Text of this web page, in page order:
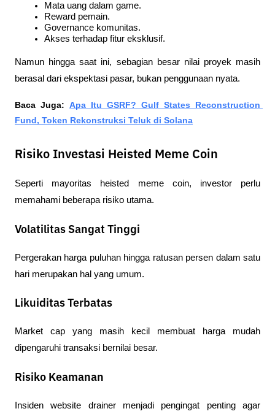
Mata uang dalam game.
Reward pemain.
Governance komunitas.
Akses terhadap fitur eksklusif.
Namun hingga saat ini, sebagian besar nilai proyek masih
berasal dari ekspektasi pasar, bukan penggunaan nyata.
Baca Juga: Apa Itu GSRF? Gulf States Reconstruction
Fund, Token Rekonstruksi Teluk di Solana
Risiko Investasi Heisted Meme Coin
Seperti mayoritas heisted meme coin, investor perlu
memahami beberapa risiko utama.
Volatilitas Sangat Tinggi
Pergerakan harga puluhan hingga ratusan persen dalam satu
hari merupakan hal yang umum.
Likuiditas Terbatas
Market cap yang masih kecil membuat harga mudah
dipengaruhi transaksi bernilai besar.
Risiko Keamanan
Insiden website drainer menjadi pengingat penting agar